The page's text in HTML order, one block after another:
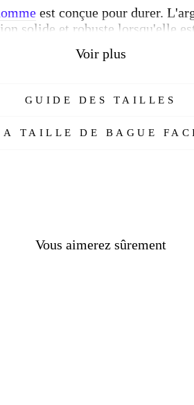
est conçue pour durer.
solide et robuste lorsqu'elle
ou que vous souhaitiez
une touche distinctive.
à votre collection et laissez-la
Voir plus
GUIDE DES TAILLES
TAILLE DE BAGUE
Vous aimerez sûrement